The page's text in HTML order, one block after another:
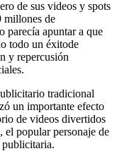
de sus videos y spots
millones de
parecía apuntar a que
todo un éxitode
y repercusión
tradicional
un importante efecto
de videos divertidos
el popular personaje de
publicitaria.